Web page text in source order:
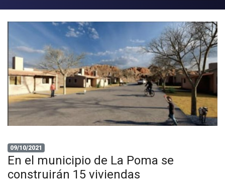
09/10/2021
En el municipio de La Poma se
construirán 15 viviendas